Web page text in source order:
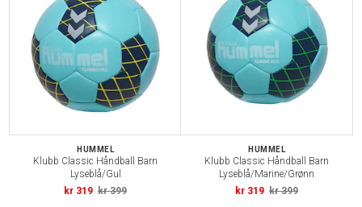
HUMMEL
Klubb Classic Håndball Barn
Lyseblå/Gul
kr 319 kr 399
HUMMEL
Klubb Classic Håndball Barn
Lyseblå/Marine/Grønn
kr 319 kr 399